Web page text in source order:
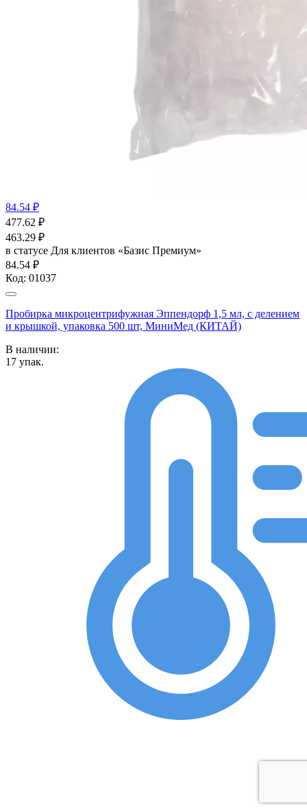
84.54 ₽
477.62 ₽
463.29 ₽
в статусе Для клиентов «Базис Премиум»
84.54 ₽
Код: 01037
Пробирка микроцентрифужная Эппендорф 1,5 мл, с делением
и крышкой, упаковка 500 шт, МиниМед (КИТАЙ)
В наличии:
17 упак.